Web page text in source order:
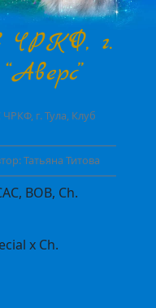
ЧРКФ, г.
г. Тула, Клуб
Татьяна Титова
BOB, Ch.
x Ch.